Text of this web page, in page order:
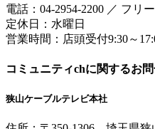
電話： 04-2954-2200 ／ フリ
定休日：水曜日
営業時間： 店頭受付9:30～
コミュニティchに関するお
狭山ケーブルテレビ本社